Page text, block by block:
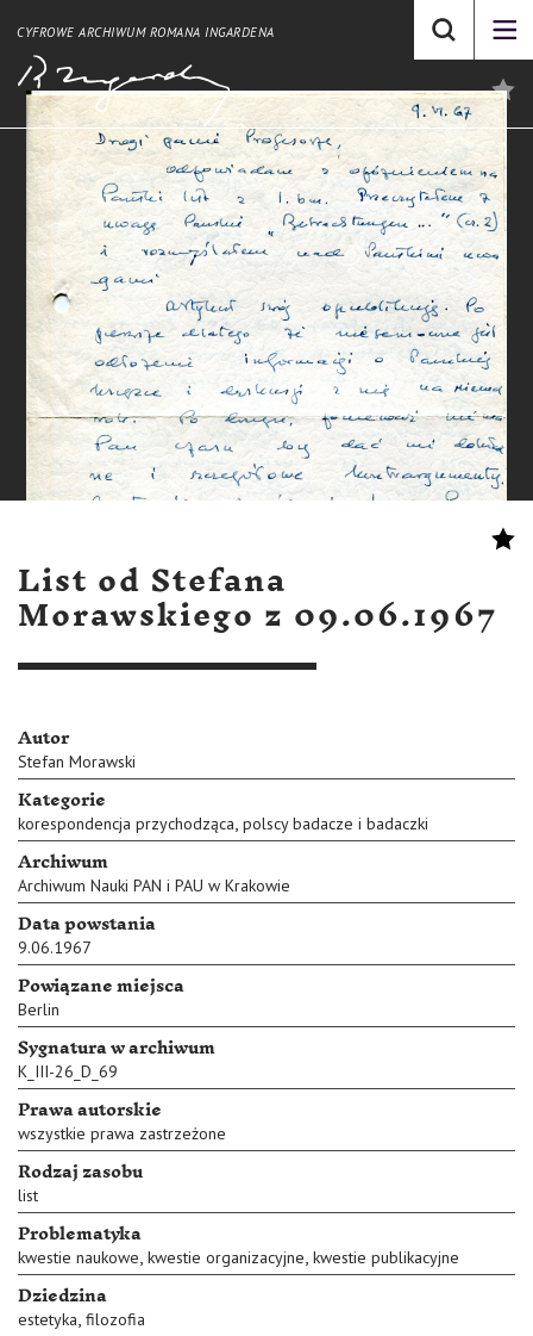
CYFROWE ARCHIWUM ROMANA INGARDENA
List od Stefana
Morawskiego z 09.06.1967
Autor
Stefan Morawski
Kategorie
korespondencja przychodząca, polscy badacze i badaczki
Archiwum
Archiwum Nauki PAN i PAU w Krakowie
Data powstania
9.06.1967
Powiązane miejsca
Berlin
Sygnatura w archiwum
K_III-26_D_69
Prawa autorskie
wszystkie prawa zastrzeżone
Rodzaj zasobu
list
Problematyka
kwestie naukowe, kwestie organizacyjne, kwestie publikacyjne
Dziedzina
estetyka, filozofia